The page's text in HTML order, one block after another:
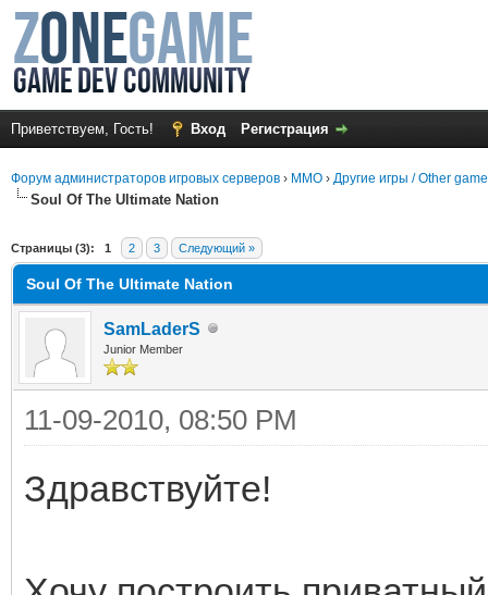
Приветствуем, Гость! Вход Регистрация
Форум администраторов игровых серверов › MMO › Другие игры / Other
Soul Of The Ultimate Nation
Страницы (3): 1 2 3 Следующий »
Soul Of The Ultimate Nation
SamLaderS
Junior Member
11-09-2010, 08:50 PM
Здравствуйте!